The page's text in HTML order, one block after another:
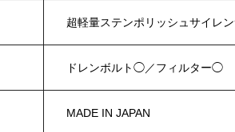
超軽量ステンポリッシュサイ
ドレンボルト◯／フィルター◯
MADE IN JAPAN